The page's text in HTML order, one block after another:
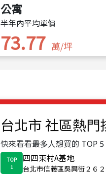
公寓
半年內平均單價
73.77 萬/坪
台北市 社區熱門
快來看看最多人想買的 TOP 5
TOP
1
四四東村A基地
台北市信義區吳興街２６